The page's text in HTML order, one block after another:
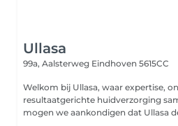
Ullasa
99a, Aalsterweg Eindhoven 5615CC
Welkom bij Ullasa, waar expertise,
resultaatgerichte huidverzorging
mogen we aankondigen dat Ullasa